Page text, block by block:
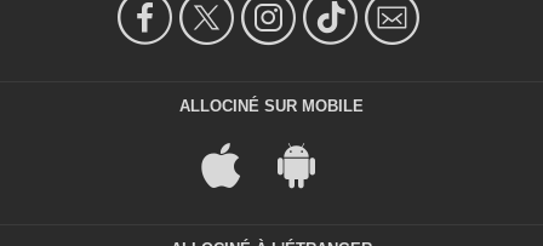
ALLOCINÉ SUR MOBILE